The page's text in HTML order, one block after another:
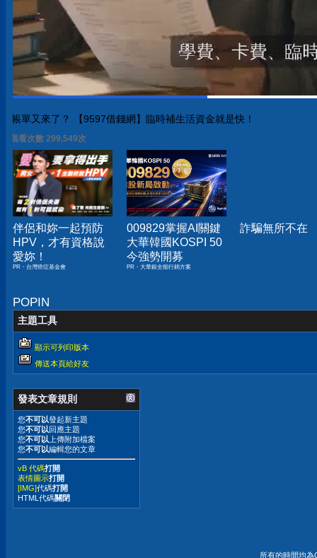
帳單又來了？ 【9597借錢網】臨時補生活資金就是快！
觀看次數 299,549次
伴侶和妳一起預防
HPV，才有資格說
愛妳！
PR・台灣癌症基金會
009829掌握AI關鍵
大華韓國KOSPI 50
今強勢開募
PR・大華銀全能行銷方案
詐騙無所不在
POPIN
主題工具
顯示可列印版本
傳送本頁給好友
發表文章規則
您不可以發起新主題
您不可以回應主題
您不可以 上傳附加檔案
您不可以編輯您的文章
vB 代碼打開
表情圖示打開
[IMG]代碼打開
HTML代碼關閉
所有的時間均為